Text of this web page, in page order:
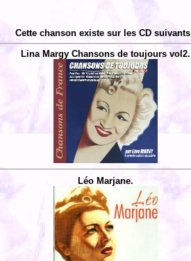
Cette chanson existe sur les CD
Lina Margy Chansons de toujours vol2.
Léo Marjane.